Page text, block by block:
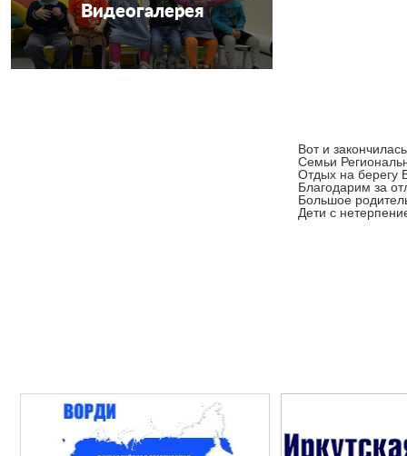
Видеогалерея
Вот и
Семьи
Отдых на берегу
Благодарим за
Большое
Дети с